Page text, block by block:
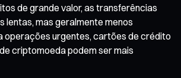
de grande valor, as transferências
lentas, mas geralmente menos
operações urgentes, cartões de crédito
criptomoeda podem ser mais